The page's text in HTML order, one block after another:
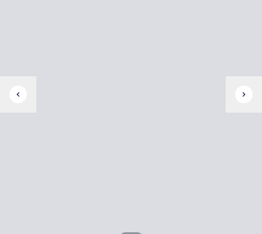
chevron_left chevron_right